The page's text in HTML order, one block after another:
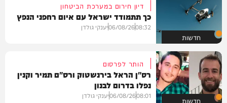
חדשות
דיון חירום במערכת הביטחון
כך תתמודד ישראל עם איום רחפני הנפץ
08:32
06/08/26יענקי גולדן
חדשות
הותר לפרסום
רס"ן הראל בירנשטוק ורס"ם תמיר וקנין
נפלו בדרום לבנון
08:01
06/08/26יענקי גולדן